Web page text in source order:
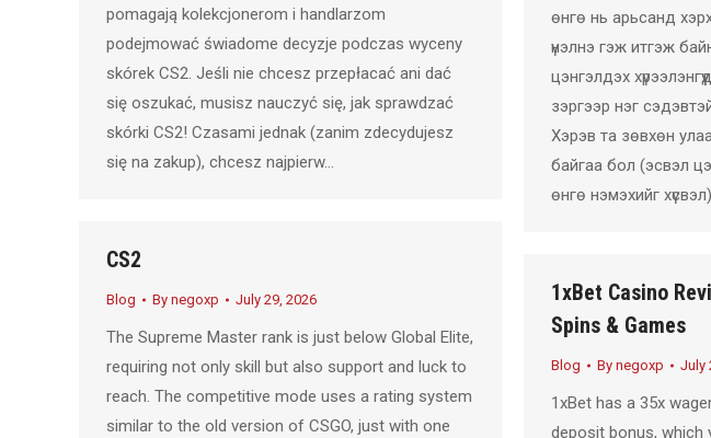
pomagają kolekcjonerom i handlarzom
podejmować świadome decyzje podczas wyceny
skórek CS2. Jeśli nie chcesz przepłacać ani dać
się oszukać, musisz nauczyć się, jak sprawdzać
skórki CS2! Czasami jednak (zanim zdecydujesz
się na zakup), chcesz najpierw…
өнгө нь арьсанд
үнэлнэ гэж итгэж
цэнгэлдэх
зэргээр нэг
Хэрэв та зөвхөн
байгаа бол (эсвэл
өнгө нэмэхийг
CS2
Blog By negoxp July 29, 2026
The Supreme Master rank is just below Global Elite,
requiring not only skill but also support and luck to
reach. The competitive mode uses a rating system
similar to the old version of CSGO, just with one
1xBet Casino
Spins & Games
Blog By negoxp July
1xBet has a 35x
deposit bonus, which